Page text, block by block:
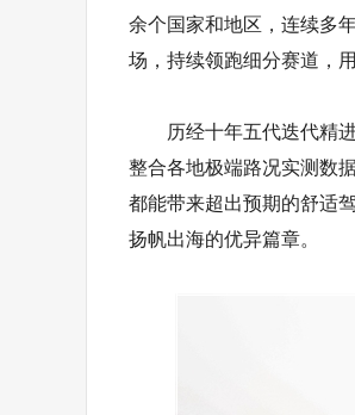
余个国家和地区，连续多
场，持续领跑细分赛道，
历经十年五代迭代精
整合各地极端路况实测数
都能带来超出预期的舒适
扬帆出海的优异篇章。